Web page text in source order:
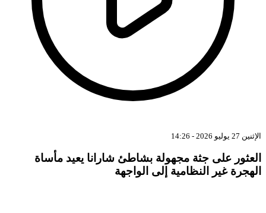
الإثنين 27 يوليو 2026 - 14:26
العثور على جثة مجهولة بشاطئ شارانا يعيد مأساة
الهجرة غير النظامية إلى الواجهة